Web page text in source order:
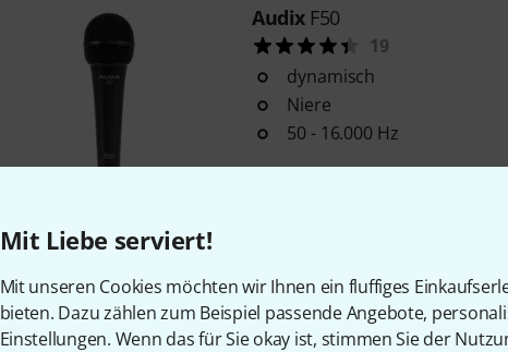
Mit Liebe serviert!
Mit unseren Cookies möchten wir Ihnen ein fluffiges
bieten. Dazu zählen zum Beispiel passende Angebote,
Einstellungen. Wenn das für Sie okay ist, stimmen Sie der
Audix F50
19
dynamisch
Niere
50 - 16.000 Hz
Alle Preise inkl.